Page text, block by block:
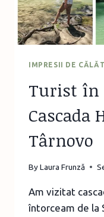
IMPRESII DE
Turist în
Cascada
Târnovo
ByLaura Frunză
Am vizitat
întorceam de la